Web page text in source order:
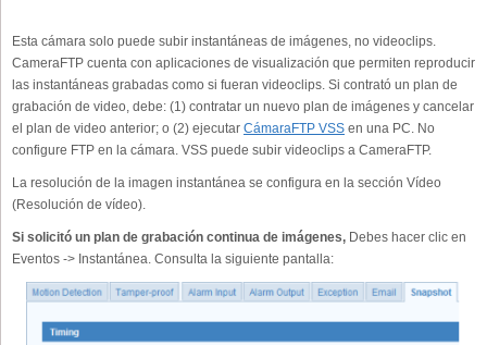
Esta cámara solo puede subir instantáneas de imágenes, no videoclips.
CameraFTP cuenta con aplicaciones de visualización que permiten reproducir
las instantáneas grabadas como si fueran videoclips. Si contrató un plan de
grabación de video, debe: (1) contratar un nuevo plan de imágenes y cancelar
el plan de video anterior; o (2) ejecutar CámaraFTP VSS en una PC. No
configure FTP en la cámara. VSS puede subir videoclips a CameraFTP.
La resolución de la imagen instantánea se configura en la sección Vídeo
(Resolución de vídeo).
Si solicitó un plan de grabación continua de imágenes, Debes hacer clic en
Eventos -> Instantánea. Consulta la siguiente pantalla: